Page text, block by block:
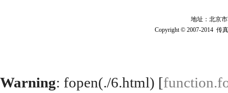
地址：北京
Copyright © 2007-2014 传
Warning: fopen(./6.html) [